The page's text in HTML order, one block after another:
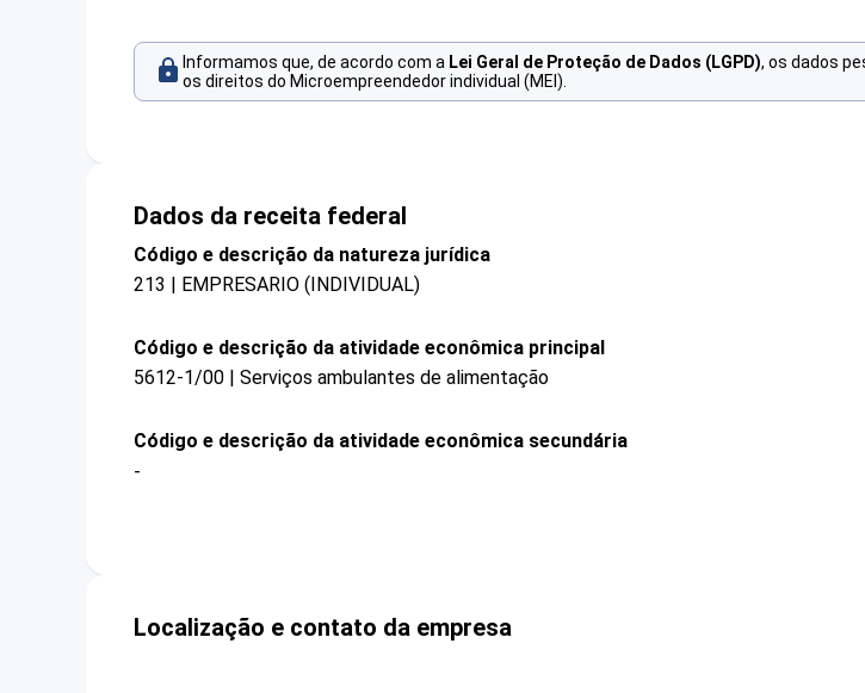
Informamos que, de acordo com a Lei Geral de Proteção de Dados (LGPD), os dados
os direitos do Microempreendedor individual (MEI).
Dados da receita federal
Código e descrição da natureza jurídica
213 | EMPRESARIO (INDIVIDUAL)
Código e descrição da atividade econômica principal
5612-1/00 | Serviços ambulantes de alimentação
Código e descrição da atividade econômica secundária
-
Localização e contato da empresa